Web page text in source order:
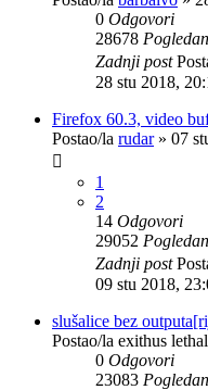
0 Odgovori
28678
Zadnji post
28 stu 2018,
Firefox 60.3, video
Postao/la rudar» 07
1
2
14 Odgovori
29052
Zadnji post
09 stu 2018,
slušalice bez
Postao/la exithus
0 Odgovori
23083